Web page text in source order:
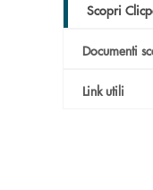
Scopri
Documenti
Link utili